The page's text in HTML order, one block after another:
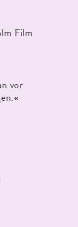
Film
vor
«